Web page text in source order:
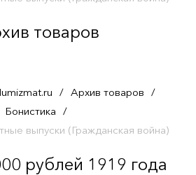
товаров
/ Архив товаров /
Бонистика /
выпуски (Гражданская война)
рублей 1919 года